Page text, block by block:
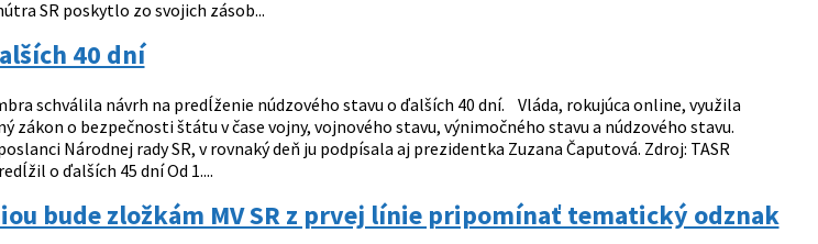
SR poskytlo zo svojich zásob...
40 dní
schválila návrh na predĺženie núdzového stavu o ďalších 40 dní. Vláda, rokujúca online, využila
zákon o bezpečnosti štátu v čase vojny, vojnového stavu, výnimočného stavu a núdzového stavu.
Národnej rady SR, v rovnaký deň ju podpísala aj prezidentka Zuzana Čaputová. Zdroj: TASR
o ďalších 45 dní Od 1....
bude zložkám MV SR z prvej línie pripomínať tematický odznak